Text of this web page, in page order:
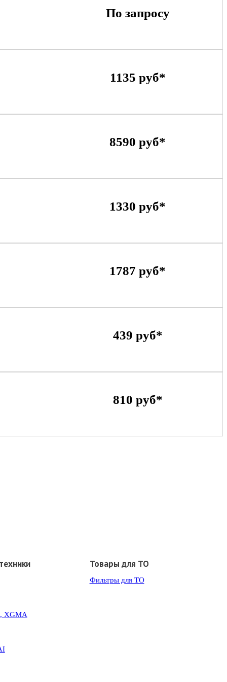
По запросу
1135 руб*
8590 руб*
1330 руб*
1787 руб*
439 руб*
810 руб*
XGMA
Товары для ТО
Фильтры для ТО